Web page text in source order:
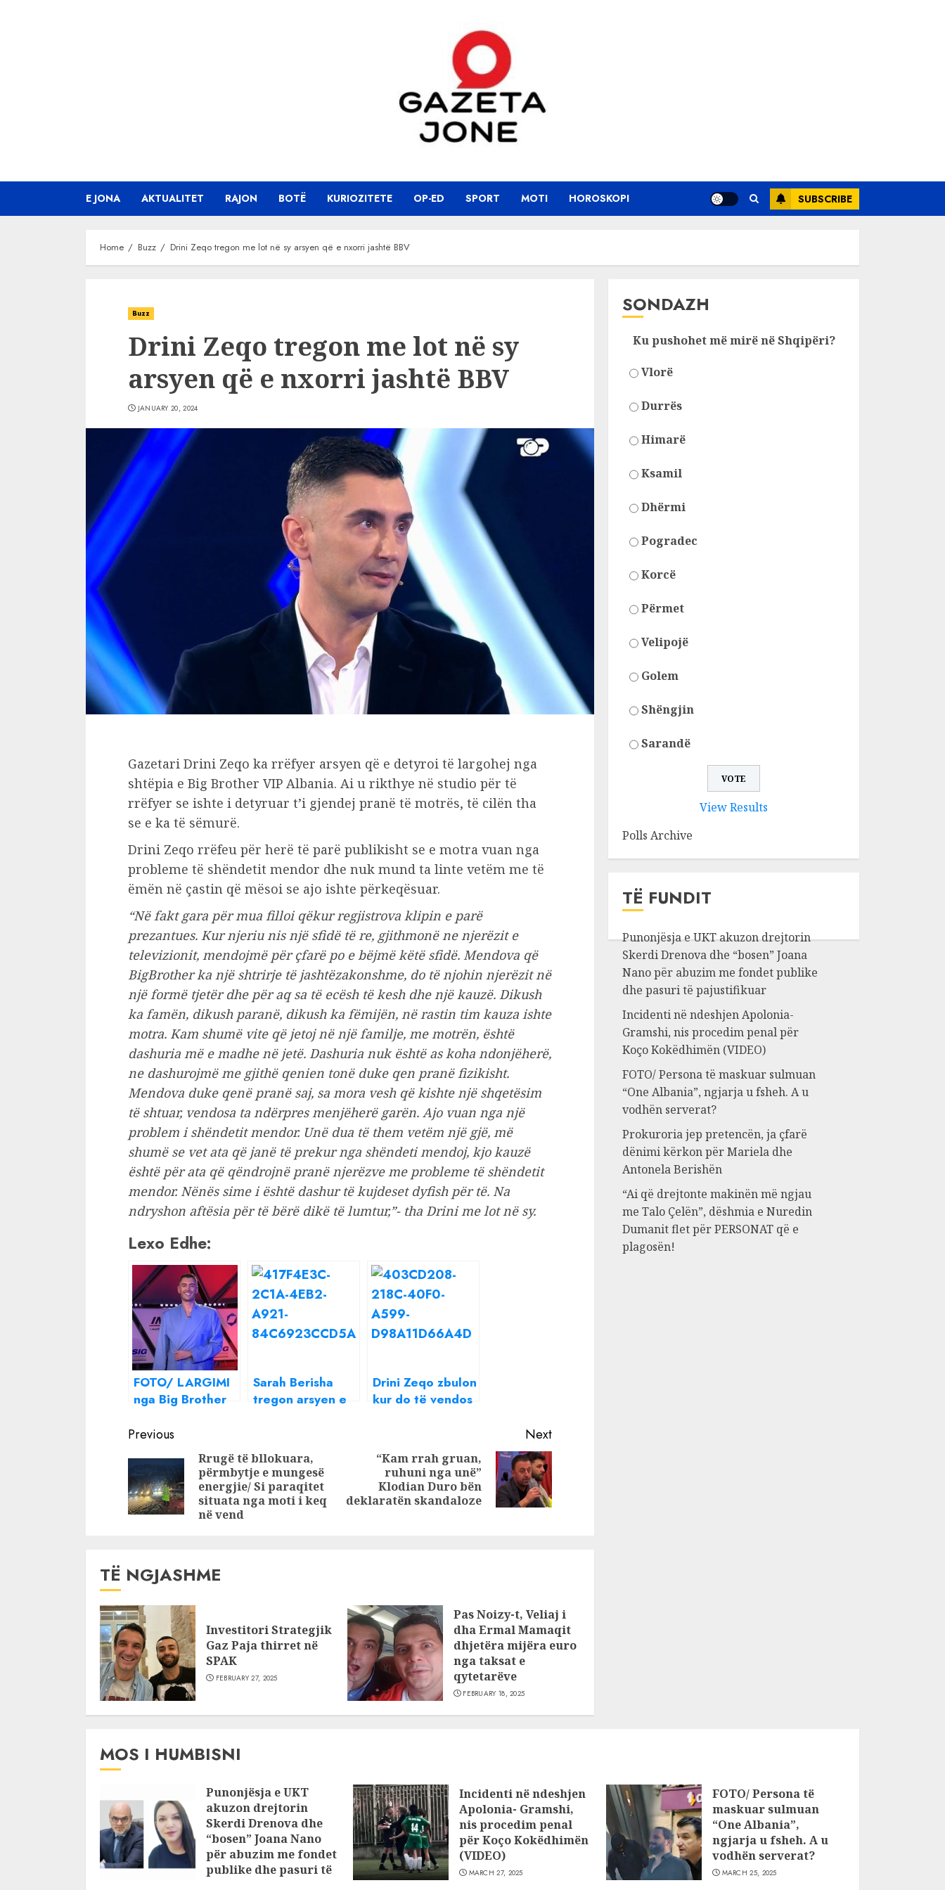
E JONA AKTUALITET RAJON BOTË KURIOZITETE OP-ED SPORT MOTI HOROSKOPI SUBSCRIBE
Home Buzz Drini Zeqo tregon me lot në sy arsyen që e nxorri jashtë BBV
Buzz
Drini Zeqo tregon me lot në sy
arsyen që e nxorri jashtë BBV
JANUARY 20, 2024
Gazetari Drini Zeqo ka rrëfyer arsyen që e detyroi të largohej nga
shtëpia e Big Brother VIP Albania. Ai u rikthye në studio për të
rrëfyer se ishte i detyruar t’i gjendej pranë të motrës, të cilën tha
se e ka të sëmurë.
Drini Zeqo rrëfeu për herë të parë publikisht se e motra vuan nga
probleme të shëndetit mendor dhe nuk mund ta linte vetëm me të
ëmën në çastin që mësoi se ajo ishte përkeqësuar.
“Në fakt gara për mua filloi qëkur regjistrova klipin e parë
prezantues. Kur njeriu nis një sfidë të re, gjithmonë ne njerëzit e
televizionit, mendojmë për çfarë po e bëjmë këtë sfidë. Mendova që
BigBrother ka një shtrirje të jashtëzakonshme, do të njohin njerëzit në
një formë tjetër dhe për aq sa të ecësh të kesh dhe një kauzë. Dikush
ka famën, dikush paranë, dikush ka fëmijën, në rastin tim kauza ishte
motra. Kam shumë vite që jetoj në një familje, me motrën, është
dashuria më e madhe në jetë. Dashuria nuk është as koha ndonjëherë,
ne dashurojmë me gjithë qenien tonë duke qen pranë fizikisht.
Mendova duke qenë pranë saj, sa mora vesh që kishte një shqetësim
të shtuar, vendosa ta ndërpres menjëherë garën. Ajo vuan nga një
problem i shëndetit mendor. Unë dua të them vetëm një gjë, më
shumë se vet ata që janë të prekur nga shëndeti mendoj, kjo kauzë
është për ata që qëndrojnë pranë njerëzve me probleme të shëndetit
mendor. Nënës sime i është dashur të kujdeset dyfish për të. Na
ndryshon aftësia për të bërë dikë të lumtur,”- tha Drini me lot në sy.
Lexo Edhe:
FOTO/ LARGIMI
nga Big Brother
Zeqo: Jam…
Sarah Berisha
tregon arsyen e
kur dal me bark
jashtë
Drini Zeqo zbulon
kur do të vendos
Do të isha nëse…
Continue
Reading
Previous
Previous
post:
Rrugë të bllokuara,
përmbytje e mungesë
energjie/ Si paraqitet
situata nga moti i keq
në vend
Next
post:
“Kam rrah gruan,
ruhuni nga unë”
Klodian Duro bën
deklaratën skandaloze
TË NGJASHME
Investitori Strategjik
Gaz Paja thirret në
SPAK
FEBRUARY 27, 2025
Pas Noizy-t, Veliaj i
dha Ermal Mamaqit
dhjetëra mijëra euro
nga taksat e
qytetarëve
FEBRUARY 18, 2025
SONDAZH
Ku pushohet më mirë në Shqipëri?
Vlorë
Durrës
Himarë
Ksamil
Dhërmi
Pogradec
Korcë
Përmet
Velipojë
Golem
Shëngjin
Sarandë
View Results
Polls Archive
TË FUNDIT
Punonjësja e UKT akuzon drejtorin
Skerdi Drenova dhe “bosen” Joana
Nano për abuzim me fondet publike
dhe pasuri të pajustifikuar
Incidenti në ndeshjen Apolonia-
Gramshi, nis procedim penal për
Koço Kokëdhimën (VIDEO)
FOTO/ Persona të maskuar sulmuan
“One Albania”, ngjarja u fsheh. A u
vodhën serverat?
Prokuroria jep pretencën, ja çfarë
dënimi kërkon për Mariela dhe
Antonela Berishën
“Ai që drejtonte makinën më ngjau
me Talo Çelën”, dëshmia e Nuredin
Dumanit flet për PERSONAT që e
plagosën!
MOS I HUMBISNI
Punonjësja e UKT
akuzon drejtorin
Skerdi Drenova dhe
“bosen” Joana Nano
për abuzim me fondet
publike dhe pasuri të
Incidenti në ndeshjen
Apolonia- Gramshi,
nis procedim penal
për Koço Kokëdhimën
(VIDEO)
MARCH 27, 2025
FOTO/ Persona të
maskuar sulmuan
“One Albania”,
ngjarja u fsheh. A u
vodhën serverat?
MARCH 25, 2025